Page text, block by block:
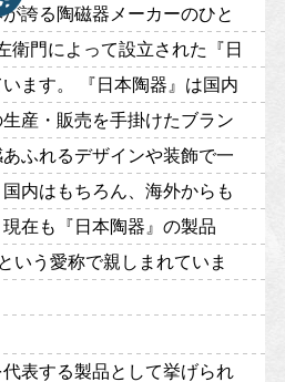
誇る陶磁器メーカーのひと
衛門によって設立された『日
ます。 『日本陶器』は国内
産・販売を手掛けたブラン
ふれるデザインや装飾で一
内はもちろん、海外からも
在も『日本陶器』の製品
いう愛称で親しまれていま
表する製品として挙げられ